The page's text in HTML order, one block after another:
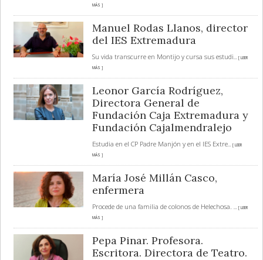
MÁS ]
Manuel Rodas Llanos, director
del IES Extremadura
Su vida transcurre en Montijo y cursa sus estudi... [ LEER
MÁS ]
Leonor García Rodríguez,
Directora General de
Fundación Caja Extremadura y
Fundación Cajalmendralejo
Estudia en el CP Padre Manjón y en el IES Extre... [ LEER
MÁS ]
María José Millán Casco,
enfermera
Procede de una familia de colonos de Helechosa.
... [ LEER
MÁS ]
Pepa Pinar. Profesora.
Escritora. Directora de Teatro.